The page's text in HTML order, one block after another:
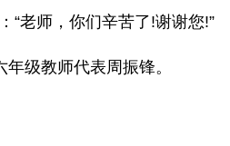
“老师，你们辛苦了!谢谢您!”
级教师代表周振锋。